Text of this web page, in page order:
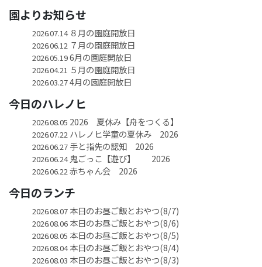
園よりお知らせ
2026.07.14８月の園庭開放日
2026.06.12 ７月の園庭開放日
2026.05.196月の園庭開放日
2026.04.21 ５月の園庭開放日
2026.03.274月の園庭開放日
今日のハレノヒ
2026.08.05 2026 夏休み【舟をつくる】
2026.07.22 ハレノヒ学童の夏休み 2026
2026.06.27手と指先の認知 2026
2026.06.24鬼ごっこ【遊び】 2026
2026.06.22赤ちゃん会 2026
今日のランチ
2026.08.07本日のお昼ご飯とおやつ(8/7)
2026.08.06本日のお昼ご飯とおやつ(8/6)
2026.08.05 本日のお昼ご飯とおやつ(8/5)
2026.08.04本日のお昼ご飯とおやつ(8/4)
2026.08.03 本日のお昼ご飯とおやつ(8/3)